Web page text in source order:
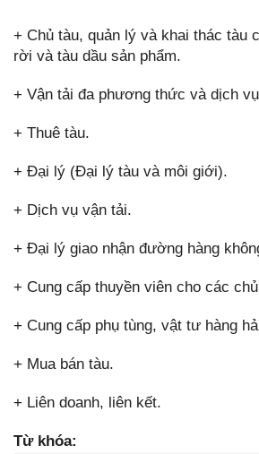
+ Chủ tàu, quản lý và khai thác tàu
rời và tàu dầu sản phẩm.
+ Vận tải đa phương thức và dịch
+ Thuê tàu.
+ Đại lý (Đại lý tàu và môi giới).
+ Dịch vụ vận tải.
+ Đại lý giao nhận đường hàng
+ Cung cấp thuyền viên cho các
+ Cung cấp phụ tùng, vật tư hàng
+ Mua bán tàu.
+ Liên doanh, liên kết.
Từ khóa: